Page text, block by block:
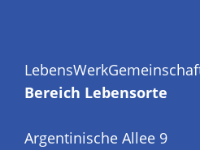
Bereich Lebensorte
Argentinische Allee 9